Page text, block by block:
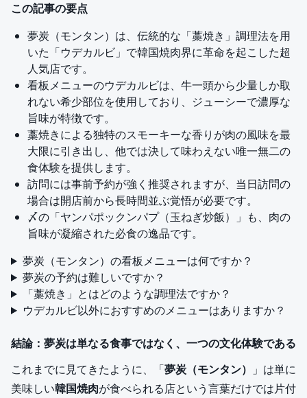
この記事の要点
夢炭（モンタン）は、伝統的な「藁焼き」調理法を用
いた「ウデカルビ」で韓国焼肉界に革命を起こした超
人気店です。
看板メニューのウデカルビは、牛一頭から少量しか取
れない希少部位を使用しており、ジューシーで濃厚な
旨味が特徴です。
藁焼きによる独特のスモーキーな香りが肉の風味を最
大限に引き出し、他では決して味わえない唯一無二の
食体験を提供します。
訪問には事前予約が強く推奨されますが、当日訪問の
場合は開店前から長時間並ぶ覚悟が必要です。
〆の「ヤンパポックンパプ（玉ねぎ炒飯）」も、肉の
旨味が凝縮された必食の逸品です。
夢炭（モンタン）の看板メニューは何ですか？
夢炭の予約は難しいですか？
「藁焼き」とはどのような調理法ですか？
ウデカルビ以外におすすめのメニューはありますか？
結論：夢炭は単なる食事ではなく、一つの文化体験である
これまでに見てきたように、「夢炭（モンタン）
」は単に
美味しい韓国焼肉が食べられる店という言葉だけでは片付